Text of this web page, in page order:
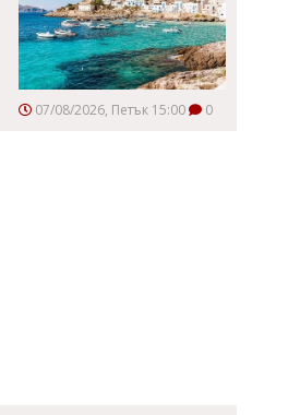
07/08/2026, Петък 15:00 0